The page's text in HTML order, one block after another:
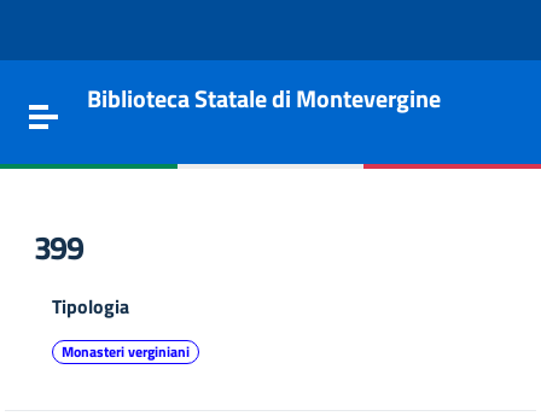
Toggle navigation
Biblioteca Statale di Montevergine
399
Tipologia
Monasteri verginiani